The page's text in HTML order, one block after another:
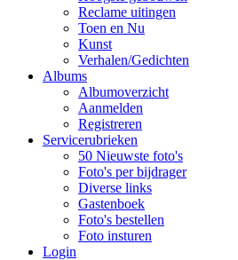
Reclame uitingen
Toen en Nu
Kunst
Verhalen/Gedichten
Albums
Albumoverzicht
Aanmelden
Registreren
Servicerubrieken
50 Nieuwste foto's
Foto's per bijdrager
Diverse links
Gastenboek
Foto's bestellen
Foto insturen
Login